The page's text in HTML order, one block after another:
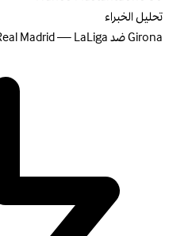
تحليل الخبراء
Girona ضد Real Madrid — LaLiga.